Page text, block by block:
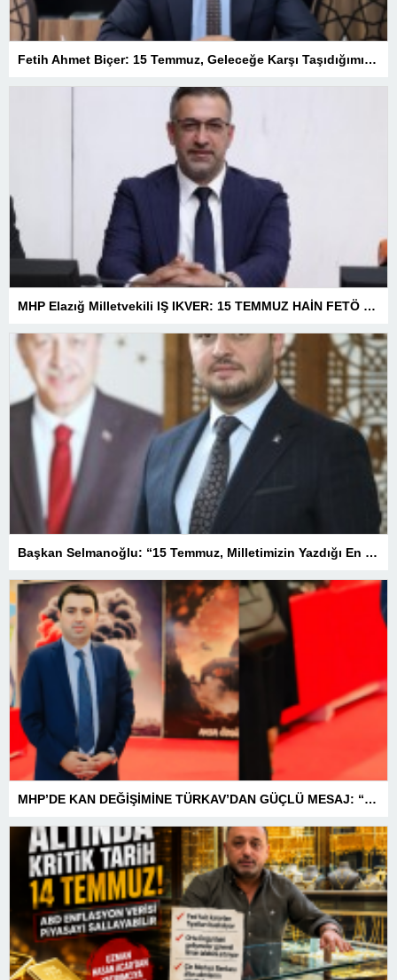
Fetih Ahmet Biçer: 15 Temmuz, Geleceğe Karşı Taşıdığımız Sorumluluğu Hatırlatan Bir Milattır
MHP Elazığ Milletvekili IŞ IKVER: 15 TEMMUZ HAİN FETÖ KALKIŞMASI TÜRKİYE’Yİ İŞGAL GİRİŞİMİDİR
Başkan Selmanoğlu: “15 Temmuz, Milletimizin Yazdığı En Büyük Demokrasi Destanlarından Biridir”
MHP’DE KAN DEĞİŞİMİNE TÜRKAV’DAN GÜÇLÜ MESAJ: “BİRLİK VE BERABERLİKLE DAHA GÜÇLÜYÜZ”